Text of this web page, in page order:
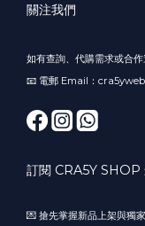
關注我們
如有查詢、代購需求或合
📧 電郵 Email：
訂閱 CRA5Y SHOP
💌 搶先掌握新品上架與獨